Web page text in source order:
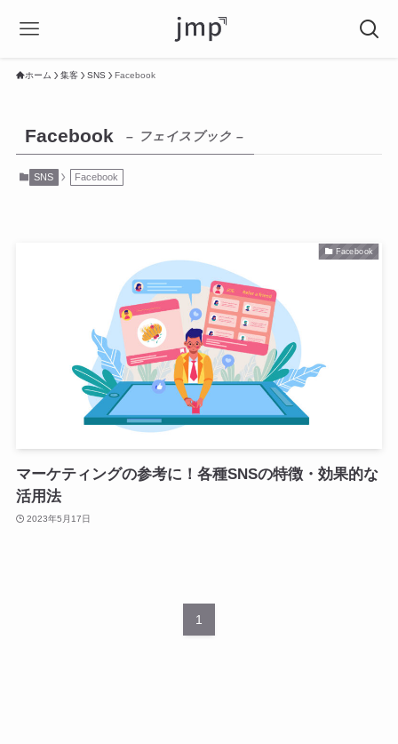
ホーム 集客 SNS Facebook
Facebook – フェイスブック –
SNS Facebook
Facebook
マーケティングの参考に！各種SNSの特徴・効果的な
活用法
2023年5月17日
1